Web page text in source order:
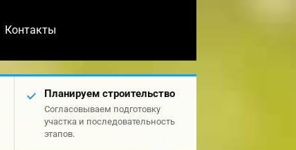
Контакты
Планируем строительство
Согласовываем подготовку
участка и последовательность
этапов.